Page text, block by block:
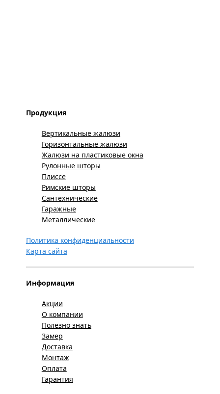
Продукция
Вертикальные жалюзи
Горизонтальные жалюзи
Жалюзи на пластиковые окна
Рулонные шторы
Плиссе
Римские шторы
Сантехнические
Гаражные
Металлические
Политика конфиденциальности
Карта сайта
Информация
Акции
О компании
Полезно знать
Замер
Доставка
Монтаж
Оплата
Гарантия